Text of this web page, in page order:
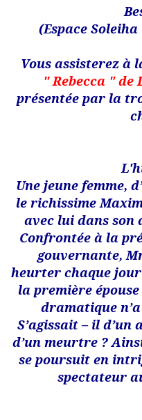
(Espace
Vous assisterez à
" Rebecca "
présentée par la
Une jeune femme,
le richissime
avec lui dans son
Confrontée à la
gouvernante,
heurter chaque jour
la première
dramatique
S’agissait – il d’un
d’un meurtre ?
se poursuit en
spectateur